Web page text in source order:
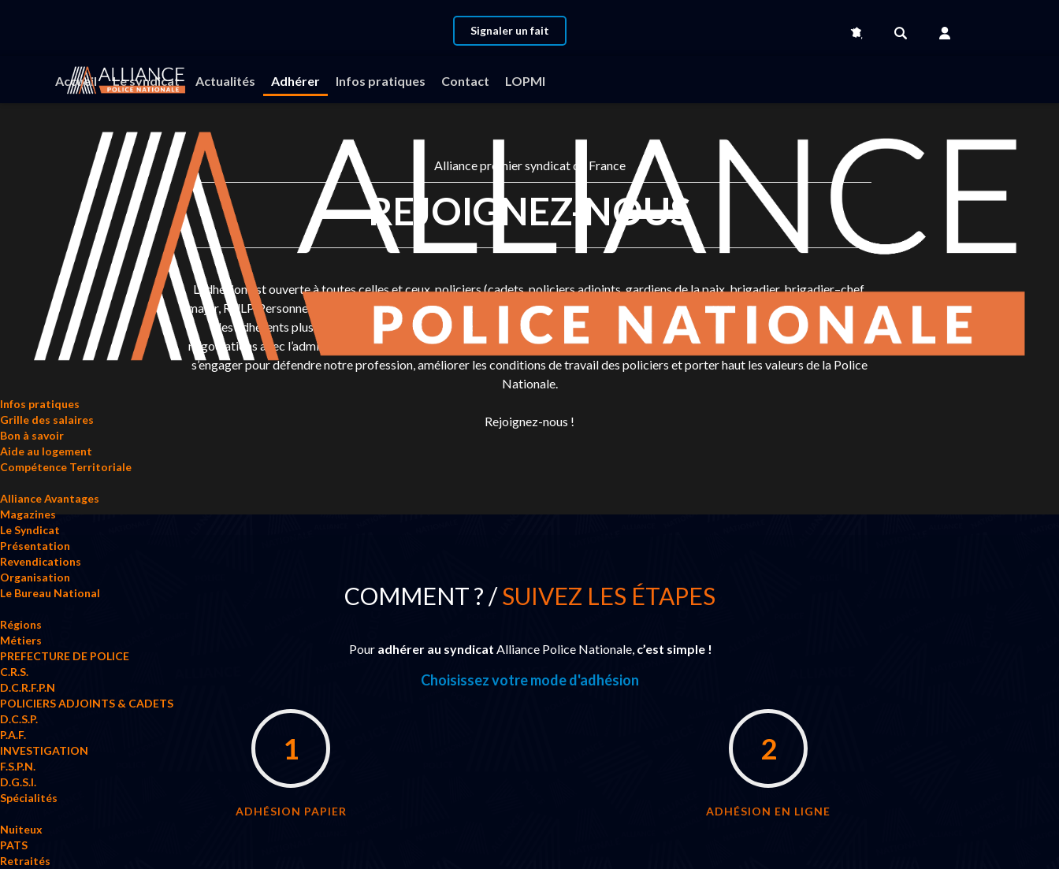
Signaler un fait
Accueil Le syndicat Actualités Adhérer Infos pratiques Contact LOPMI
Infos pratiques
Grille des salaires
Bon à savoir
Aide au logement
Compétence Territoriale
Alliance Avantages
Magazines
Le Syndicat
Présentation
Revendications
Organisation
Le Bureau National
Régions
Métiers
PREFECTURE DE POLICE
C.R.S.
D.C.R.F.P.N
POLICIERS ADJOINTS & CADETS
D.C.S.P.
P.A.F.
INVESTIGATION
F.S.P.N.
D.G.S.I.
Spécialités
Nuiteux
PATS
Retraités
Alliance premier syndicat de France
REJOIGNEZ-NOUS
L’adhésion est ouverte à toutes celles et ceux, policiers (cadets, policiers adjoints, gardiens de la paix, brigadier, brigadier–chef,
major, RULP, Personnels Administratifs Techniques et Scientifiques), qui veulent rejoindre Alliance Police Nationale. Chaque jour,
des adhérents plus nombreux contribuent à renforcer la légitimité du syndicat, à augmenter le poids d’Alliance dans les
négociations avec l’administration, à mener des actions dans l’intérêt des policiers.Rejoindre Alliance, c’est participer au débat et
s’engager pour défendre notre profession, améliorer les conditions de travail des policiers et porter haut les valeurs de la Police
Nationale.
Rejoignez-nous !
COMMENT ? /SUIVEZ LES ÉTAPES
Pour adhérer au syndicat Alliance Police Nationale, c’est simple !
Choisissez votre mode d'adhésion
1
ADHÉSION PAPIER
2
ADHÉSION EN LIGNE